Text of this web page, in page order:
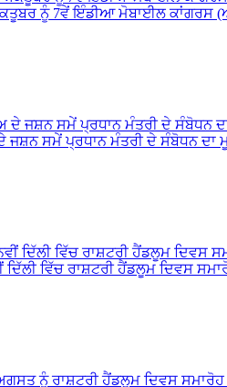
ਨੂੰ 7ਵੇਂ ਇੰਡੀਆ ਮੋਬਾਈਲ ਕਾਂਗਰਸ
ਸਮੇਂ ਪ੍ਰਧਾਨ ਮੰਤਰੀ ਦੇ ਸੰਬੋਧਨ ਦਾ
ਦਿੱਲੀ ਵਿੱਚ ਰਾਸ਼ਟਰੀ ਹੈਂਡਲੂਮ ਦਿਵਸ